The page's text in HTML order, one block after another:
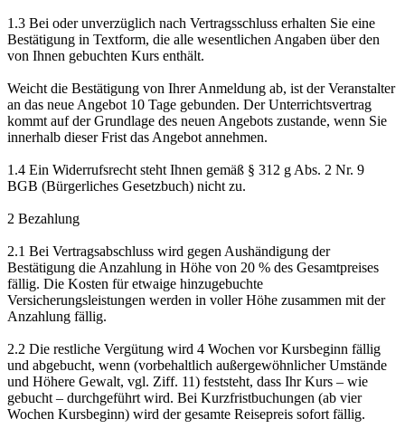
1.3 Bei oder unverzüglich nach Vertragsschluss erhalten Sie eine
Bestätigung in Textform, die alle wesentlichen Angaben über den
von Ihnen gebuchten Kurs enthält.
Weicht die Bestätigung von Ihrer Anmeldung ab, ist der Veranstalter
an das neue Angebot 10 Tage gebunden. Der Unterrichtsvertrag
kommt auf der Grundlage des neuen Angebots zustande, wenn Sie
innerhalb dieser Frist das Angebot annehmen.
1.4 Ein Widerrufsrecht steht Ihnen gemäß § 312 g Abs. 2 Nr. 9
BGB (Bürgerliches Gesetzbuch) nicht zu.
2 Bezahlung
2.1 Bei Vertragsabschluss wird gegen Aushändigung der
Bestätigung die Anzahlung in Höhe von 20 % des Gesamtpreises
fällig. Die Kosten für etwaige hinzugebuchte
Versicherungsleistungen werden in voller Höhe zusammen mit der
Anzahlung fällig.
2.2 Die restliche Vergütung wird 4 Wochen vor Kursbeginn fällig
und abgebucht, wenn (vorbehaltlich außergewöhnlicher Umstände
und Höhere Gewalt, vgl. Ziff. 11) feststeht, dass Ihr Kurs – wie
gebucht – durchgeführt wird. Bei Kurzfristbuchungen (ab vier
Wochen Kursbeginn) wird der gesamte Reisepreis sofort fällig.